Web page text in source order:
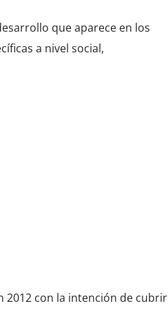
que aparece en los
a nivel social,
2012 con la intención de cubrir